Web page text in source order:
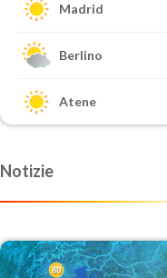
Madrid
Berlino
Atene
Notizie